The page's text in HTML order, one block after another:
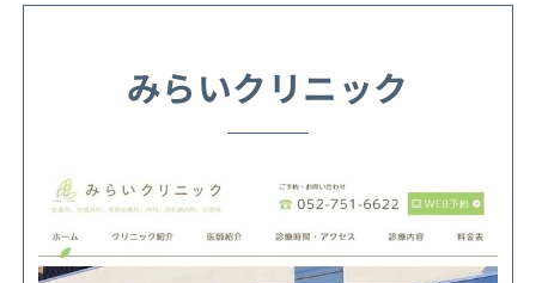
みらいクリニック